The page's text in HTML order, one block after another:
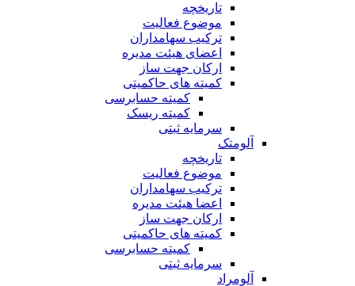
تاریخچه
موضوع فعالیت
ترکیب سهامداران
اعضای هیئت مدیره
ارکان جهت ساز
کمیته های حاکمیتی
کمیته حسابرسی
کمیته ریسک
سرمایه ثبتی
آلومتک
تاریخچه
موضوع فعالیت
ترکیب سهامداران
اعضا هیئت مدیره
ارکان جهت ساز
کمیته های حاکمیتی
کمیته حسابرسی
سرمایه ثبتی
آلومراد